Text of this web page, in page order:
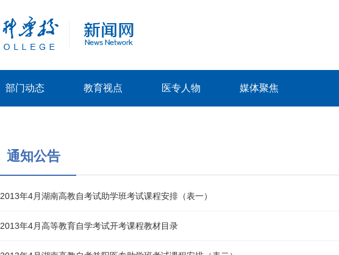
部门动态 教育视点 医专人物 媒体聚焦
通知公告
2013年4月湖南高教自考试助学班考试课程安排（表一）
2013年4月高等教育自学考试开考课程教材目录